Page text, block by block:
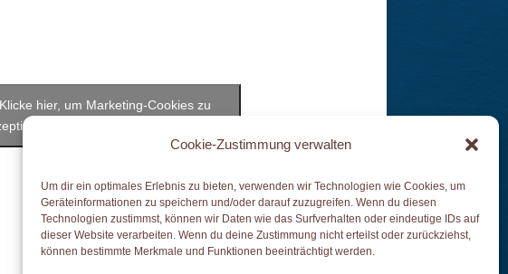
Cookie-Zustimmung verwalten
Um dir ein optimales Erlebnis zu bieten, verwenden wir Technologien wie Cookies, um
Geräteinformationen zu speichern und/oder darauf zuzugreifen. Wenn du diesen
Technologien zustimmst, können wir Daten wie das Surfverhalten oder eindeutige IDs auf
dieser Website verarbeiten. Wenn du deine Zustimmung nicht erteilst oder zurückziehst,
können bestimmte Merkmale und Funktionen beeinträchtigt werden.
Klicke hier, um Marketing-Cookies zu
und diesen Inhalt zu aktivieren